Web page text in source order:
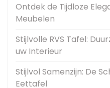
Ontdek de Tijdloze
Meubelen
Stijlvolle RVS Tafel:
uw Interieur
Stijlvol Samenzijn: De
Eettafel